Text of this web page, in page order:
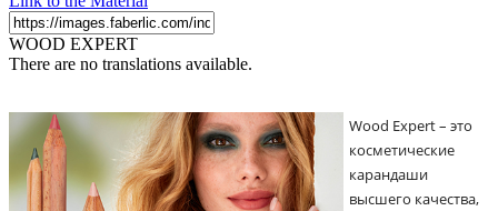
WOOD EXPERT
There are no translations available.
Wood Expert – это
косметические
карандаши
высшего качества,